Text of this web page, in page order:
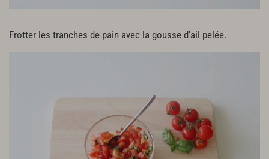
Frotter les tranches de pain avec la gousse d'ail pelée.